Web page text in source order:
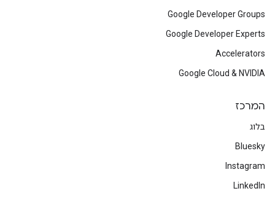
Google Developer Groups
Google Developer Experts
Accelerators
Google Cloud & NVIDIA
המרכז
בלוג
Bluesky
Instagram
LinkedIn